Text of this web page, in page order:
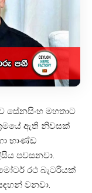
සේනසිංහ මහතාට
ඇති නිවසක්
භාණ්ඩ
පවසනවා.
රථ බැටරියක්
වනවා.